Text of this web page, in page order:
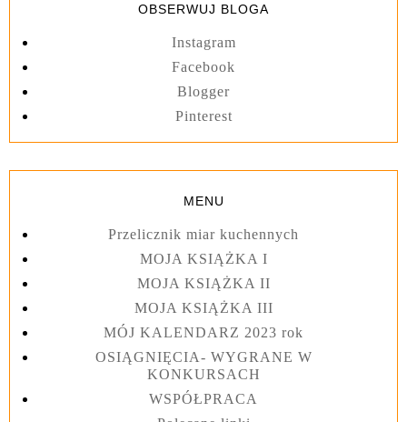
OBSERWUJ BLOGA
Instagram
Facebook
Blogger
Pinterest
MENU
Przelicznik miar kuchennych
MOJA KSIĄŻKA I
MOJA KSIĄŻKA II
MOJA KSIĄŻKA III
MÓJ KALENDARZ 2023 rok
OSIĄGNIĘCIA- WYGRANE W
KONKURSACH
WSPÓŁPRACA